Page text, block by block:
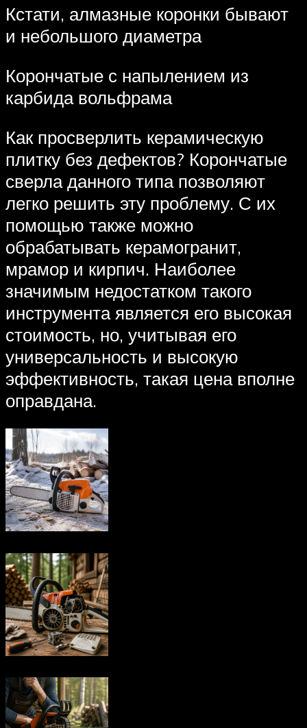
Кстати, алмазные коронки бывают
и небольшого диаметра
Корончатые с напылением из
карбида вольфрама
Как просверлить керамическую
плитку без дефектов? Корончатые
сверла данного типа позволяют
легко решить эту проблему. С их
помощью также можно
обрабатывать керамогранит,
мрамор и кирпич. Наиболее
значимым недостатком такого
инструмента является его высокая
стоимость, но, учитывая его
универсальность и высокую
эффективность, такая цена вполне
оправдана.